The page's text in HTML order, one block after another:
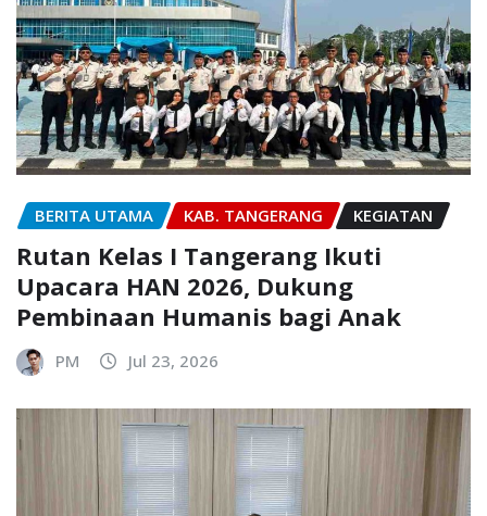
BERITA UTAMA KAB. TANGERANG KEGIATAN
Rutan Kelas I Tangerang Ikuti
Upacara HAN 2026, Dukung
Pembinaan Humanis bagi Anak
PM Jul 23, 2026